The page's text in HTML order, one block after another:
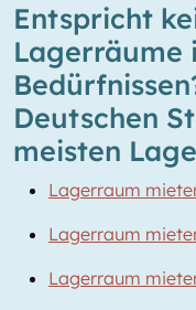
Entspricht
Lagerräume
Deutschen
meisten
Lagerraum
Lagerraum
Lagerraum